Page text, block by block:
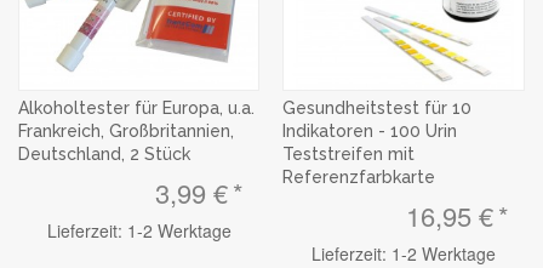
Alkoholtester für Europa, u.a.
Frankreich, Großbritannien,
Deutschland, 2 Stück
3,99 €
Lieferzeit: 1-2 Werktage
Gesundheitstest für 10
Indikatoren - 100 Urin
Teststreifen mit
Referenzfarbkarte
16,95 €
Lieferzeit: 1-2 Werktage